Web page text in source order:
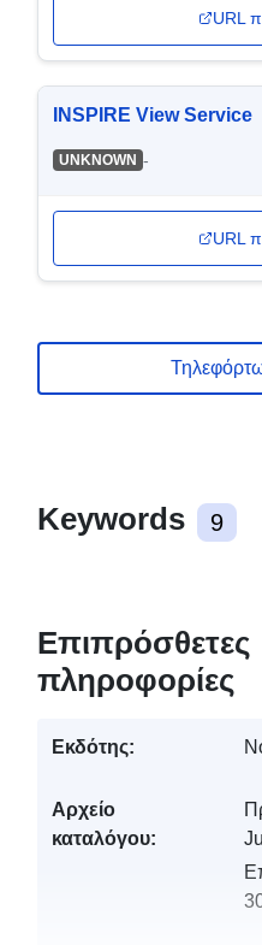
URL
INSPIRE View Service
UNKNOWN -
URL
Keywords 9
Επιπρόσθετες
πληροφορίες
Εκδότης:
Αρχείο
καταλόγου: